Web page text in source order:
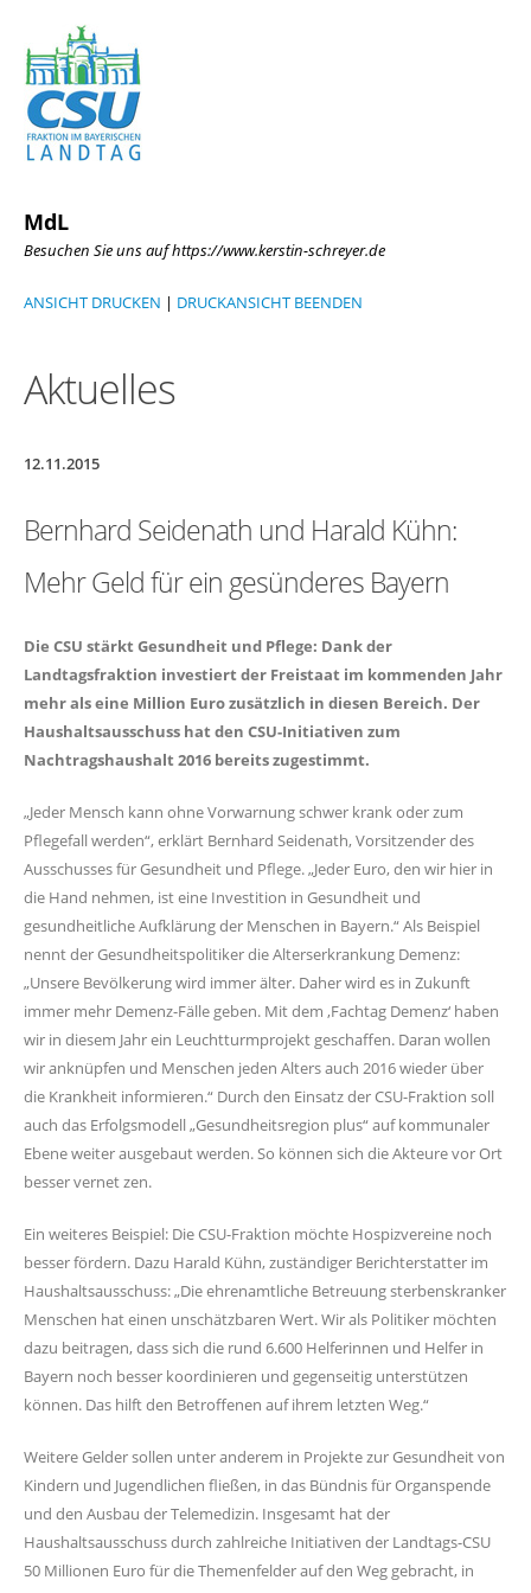
MdL
Besuchen Sie uns auf https://www.kerstin-schreyer.de
ANSICHT DRUCKEN | DRUCKANSICHT BEENDEN
Aktuelles
12.11.2015
Bernhard Seidenath und Harald Kühn:
Mehr Geld für ein gesünderes Bayern
Die CSU stärkt Gesundheit und Pflege: Dank der
Landtagsfraktion investiert der Freistaat im kommenden Jahr
mehr als eine Million Euro zusätzlich in diesen Bereich. Der
Haushaltsausschuss hat den CSU-Initiativen zum
Nachtragshaushalt 2016 bereits zugestimmt.
Jeder Mensch kann ohne Vorwarnung schwer krank oder zum
Pflegefall werden“, erklärt Bernhard Seidenath, Vorsitzender des
Ausschusses für Gesundheit und Pflege. „Jeder Euro, den wir hier in
die Hand nehmen, ist eine Investition in Gesundheit und
gesundheitliche Aufklärung der Menschen in Bayern.“ Als Beispiel
nennt der Gesundheitspolitiker die Alterserkrankung Demenz:
Unsere Bevölkerung wird immer älter. Daher wird es in Zukunft
immer mehr Demenz-Fälle geben. Mit dem ‚Fachtag Demenz‘ haben
wir in diesem Jahr ein Leuchtturmprojekt geschaffen. Daran wollen
wir anknüpfen und Menschen jeden Alters auch 2016 wieder über
die Krankheit informieren.“ Durch den Einsatz der CSU-Fraktion soll
auch das Erfolgsmodell „Gesundheitsregion plus“ auf kommunaler
Ebene weiter ausgebaut werden. So können sich die Akteure vor Ort
besser vernet zen.
Ein weiteres Beispiel: Die CSU-Fraktion möchte Hospizvereine noch
besser fördern. Dazu Harald Kühn, zuständiger Berichterstatter im
Haushaltsausschuss: „Die ehrenamtliche Betreuung sterbenskranker
Menschen hat einen unschätzbaren Wert. Wir als Politiker möchten
dazu beitragen, dass sich die rund 6.600 Helferinnen und Helfer in
Bayern noch besser koordinieren und gegenseitig unterstützen
können. Das hilft den Betroffenen auf ihrem letzten Weg.“
Weitere Gelder sollen unter anderem in Projekte zur Gesundheit von
Kindern und Jugendlichen fließen, in das Bündnis für Organspende
und den Ausbau der Telemedizin. Insgesamt hat der
Haushaltsausschuss durch zahlreiche Initiativen der Landtags-CSU
50 Millionen Euro für die Themenfelder auf den Weg gebracht, in